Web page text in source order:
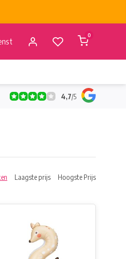
0
€50 Verzending vanaf BE €4,95 -
4,7/5
Laagste prijs Hoogste Prijs